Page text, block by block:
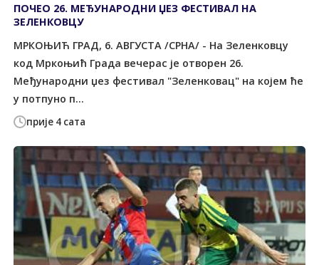
прије 4 сата
ПОЧЕО 26. МЕЂУНАРОДНИ ЏЕЗ ФЕСТИВАЛ НА
ЗЕЛЕНКОВЦУ
МРКОЊИЋ ГРАД, 6. АВГУСТА /СРНА/ - На Зеленковцу
код Мркоњић Града вечерас је отворен 26.
Међународни џез фестивал "Зеленковац" на којем ће
у потпуно п...